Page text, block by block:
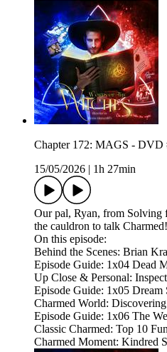
Chapter 172: MAGS - DVD
15/05/2026
1h 27min
Our pal, Ryan, from Solving
the cauldron to talk Charmed!
On this episode:
Behind the Scenes: Brian
Episode Guide: 1x04 Dead
Up Close & Personal:
Episode Guide: 1x05 Dream
Charmed World:
Episode Guide: 1x06 The
Classic Charmed: Top 10
Charmed Moment: Kindred